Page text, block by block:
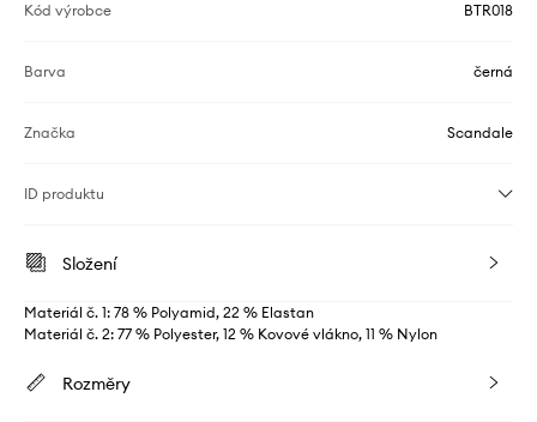
Kód výrobce BTR018
Barva černá
Značka Scandale
ID produktu
Složení
Materiál č. 1: 78 % Polyamid, 22 % Elastan
Materiál č. 2: 77 % Polyester, 12 % Kovové vlákno, 11 % Nylon
Rozměry